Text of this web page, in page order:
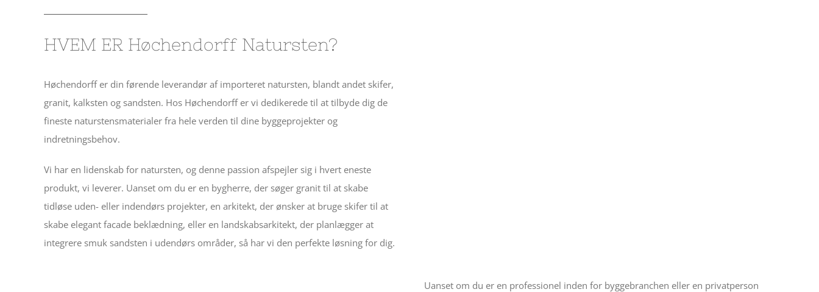
HVEM ER Høchendorff Natursten?
Høchendorff er din førende leverandør af importeret natursten, blandt andet skifer,
granit, kalksten og sandsten. Hos Høchendorff er vi dedikerede til at tilbyde dig de
fineste naturstensmaterialer fra hele verden til dine byggeprojekter og
indretningsbehov.
Vi har en lidenskab for natursten, og denne passion afspejler sig i hvert eneste
produkt, vi leverer. Uanset om du er en bygherre, der søger granit til at skabe
tidløse uden- eller indendørs projekter, en arkitekt, der ønsker at bruge skifer til at
skabe elegant facade beklædning, eller en landskabsarkitekt, der planlægger at
integrere smuk sandsten i udendørs områder, så har vi den perfekte løsning for dig.
Uanset om du er en professionel inden for byggebranchen eller en privatperson